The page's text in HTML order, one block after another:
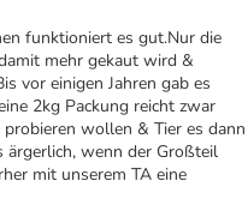
funktioniert es gut.Nur die
mehr gekaut wird &
vor einigen Jahren gab es
2kg Packung reicht zwar
wollen & Tier es dann
ärgerlich, wenn der Großteil
mit unserem TA eine